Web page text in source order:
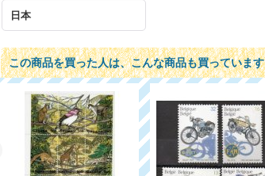
日本
この商品を買った人は、こんな商品も買っています